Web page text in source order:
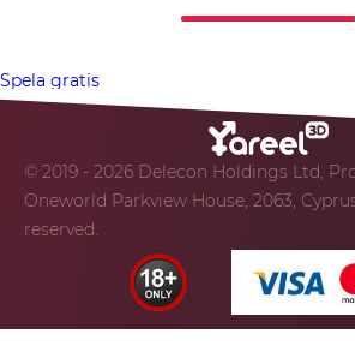
Spela gratis
© 2019 - 2026 Delecon Holdings Ltd,
Oneworld Parkview House, 2063,
reserved.